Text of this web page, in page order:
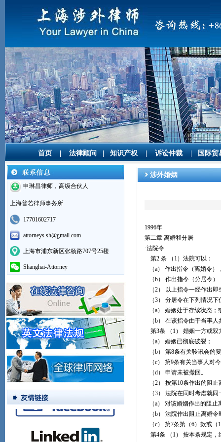
首页| 法律顾问 知识产权| 诉讼仲裁| 国际贸
申琳昌律师，高级合伙人
上海普若律师事务所
17701602717
attorneys.sh@gmail.com
上海市浦东新区张杨路707号25楼
Shanghai-Attorney
涉外婚姻
1996年
第二章 离婚和分居
·法院令
第2 条 （1）法院可以：
（a） 作出指令（离婚令）
（b） 作出指令（分居令）
（2） 以上指令一经作出即
（3） 分居令在下列情况下
（a） 婚姻处于存续状态；
（b） 在该指令由于当事人
第3条 （1） 婚姻一方或双
（a） 婚姻已彻底破裂；
（b） 第8条有关聆讯会的
（c） 第9条有关当事人对
（d） 申请未被撤回。
（2） 按第10条作出的阻
（3） 法院在同时考虑就同
（a） 对该婚姻作出的阻止
（b） 法院作出阻止离婚令
（c） 第7条第（6）款或（
第4条 （1） 按本条规定，